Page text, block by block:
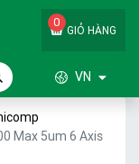
GIỎ HÀNG
0
VN
Max 5um 6 Axis